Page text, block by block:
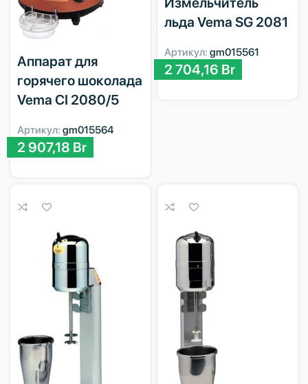
Аппарат для
горячего шоколада
Vema CI 2080/5
Артикул: gm015564
2 907,18 Br
льда Vema SG 2081
Артикул: gm015561
2 704,16 Br